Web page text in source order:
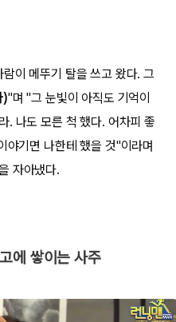
이 메뚜기 탈을 쓰고 왔다. 그
)"며 "그 눈빛이 아직도 기억이
. 나도 모른 척 했다. 어차피 좋
야기면 나한테 했을 것"이라며
자아냈다.
에 쌓이는 사주